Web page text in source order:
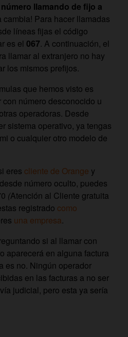
llamando de fijo a
cambia! Para hacer llamadas
líneas fijas el código
es el 067. A continuación, el
llamar al extranjero no hay
los mismos prefijos.
que hemos visto es
número desconocido u
operadoras. Desde
sistema operativo, ya tengas
o cualquier otro modelo de
eres cliente de Orange y
número oculto, puedes
(Atención al Cliente gratuita
registrado como
una empresa.
si al llamar con
aparecerá en alguna factura
es no. Ningún operador
en las facturas a no ser
judicial, pero esta ya sería